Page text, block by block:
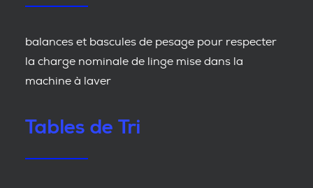
balances et bascules de pesage pour respecter
la charge nominale de linge mise dans la
machine à laver
Tables de Tri